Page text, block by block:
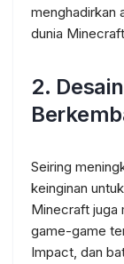
menghadirkan
dunia
2.
Seiring
keinginan
Minecraft juga
game-game
Impact, dan